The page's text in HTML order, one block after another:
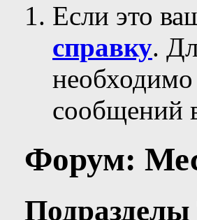
Если это
справку.
необходимо
сообщений
Форум:
Подразделы